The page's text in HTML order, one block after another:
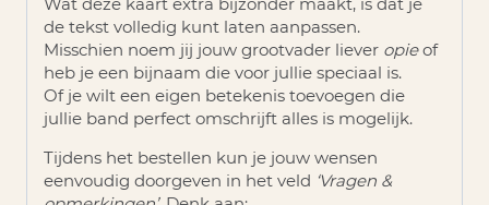
de tekst volledig kunt laten aanpassen.
Misschien noem jij jouw grootvader liever opieof
heb je een bijnaam die voor jullie speciaal is.
Of je wilt een eigen betekenis toevoegen die
jullie band perfect omschrijft alles is mogelijk.
Tijdens het bestellen kun je jouw wensen
eenvoudig doorgeven in het veld ‘Vragen &